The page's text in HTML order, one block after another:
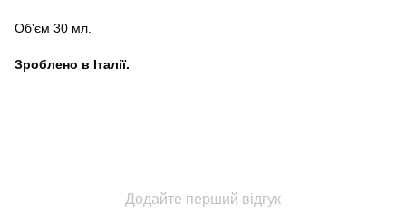
Об'єм 30 мл.
Зроблено в Італії.
Додайте перший відгук